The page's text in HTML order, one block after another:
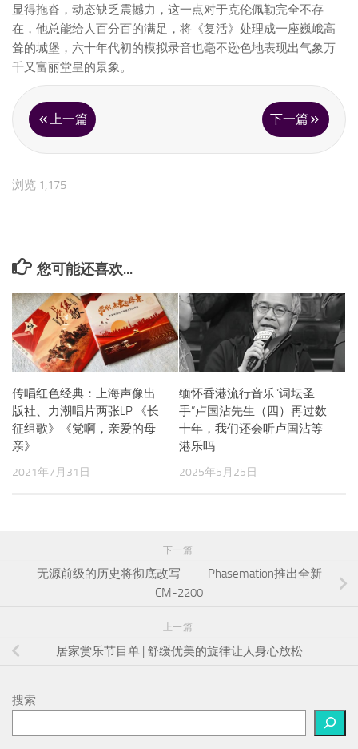
显得拖沓，动态缺乏震撼力，这一点对于克伦佩勒完全不存
在，他总能给人百分百的满足，将《复活》处理成一座巍峨高
耸的城堡，六十年代初的模拟录音也毫不逊色地表现出气象万
千又富丽堂皇的景象。
上一篇 下一篇
浏览 1,175
您可能还喜欢...
传唱红色经典：上海声像出
版社、力潮唱片两张LP 《长
征组歌》《党啊，亲爱的母
亲》
2021年7月31日
缅怀香港流行音乐“词坛圣
手”卢国沾先生（四）再过数
十年，我们还会听卢国沾等
港乐吗
2025年5月25日
下一篇
无源前级的历史将彻底改写——Phasemation推出全新
CM-2200
上一篇
居家赏乐节目单 | 舒缓优美的旋律让人身心放松
搜索